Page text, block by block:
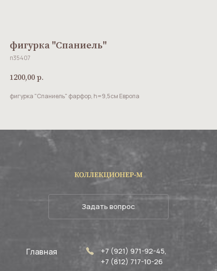
фигурка "Спаниель"
п35407
1200,00р.
фигурка "Спаниель" фарфор, h=9,5см Европа
+7 (921) 971-92-45,
+7 (812) 717-10-26
Задать вопрос
Главная